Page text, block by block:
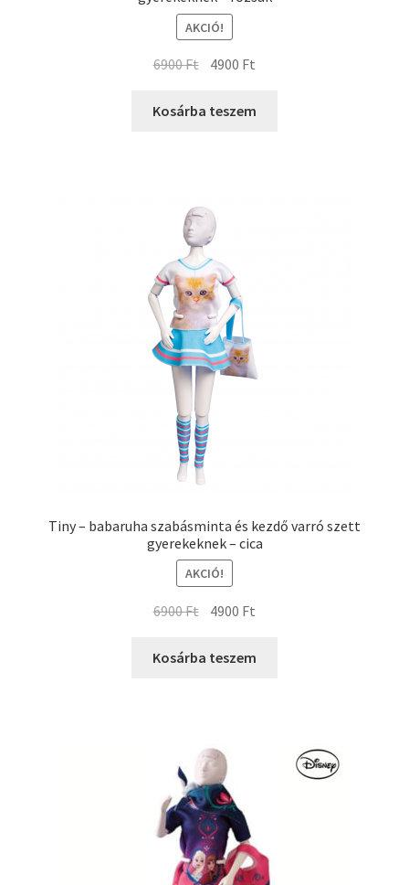
AKCIÓ!
6900Ft 4900 Ft
Kosárba teszem
Tiny – babaruha szabásminta és kezdő varró szett
gyerekeknek – cica
AKCIÓ!
6900Ft 4900 Ft
Kosárba teszem